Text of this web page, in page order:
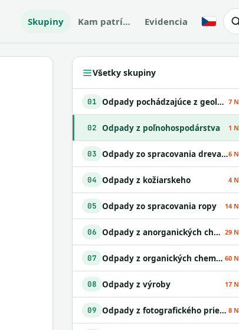
Skupiny Kam patrí… Evidencia Česky
Všetky skupiny
01 Odpady pochádzajúce z geologického prieskumu 7 N
02 Odpady z poľnohospodárstva 1 N
03 Odpady zo spracovania dreva a z výroby papiera6 N
04 Odpady z kožiarskeho 4 N
05 Odpady zo spracovania ropy 14 N
06 Odpady z anorganických chemických procesov 29 N
07 Odpady z organických chemických procesov 60 N
08 Odpady z výroby 17 N
09 Odpady z fotografického priemyslu 8 N